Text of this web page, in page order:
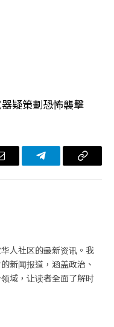
疑策劃恐怖襲擊
Telegram复
人社区的最新资讯。我
新闻报道，涵盖政治、
域，让读者全面了解时